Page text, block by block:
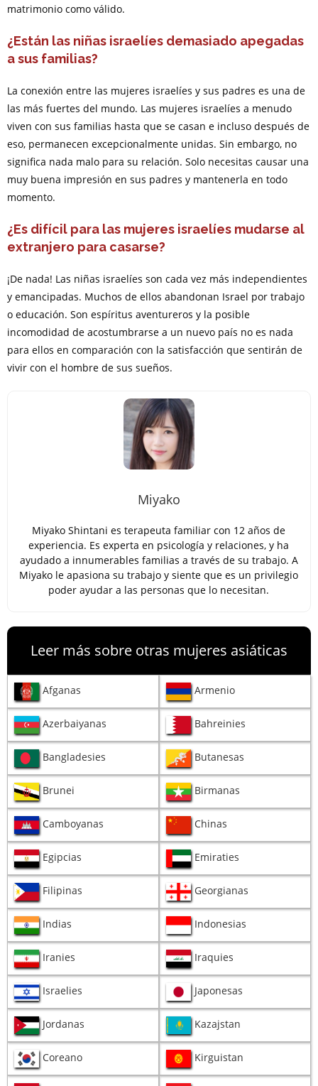
matrimonio como válido.
¿Están las niñas israelíes demasiado apegadas
a sus familias?
La conexión entre las mujeres israelíes y sus padres es una de
las más fuertes del mundo. Las mujeres israelíes a menudo
viven con sus familias hasta que se casan e incluso después de
eso, permanecen excepcionalmente unidas. Sin embargo, no
significa nada malo para su relación. Solo necesitas causar una
muy buena impresión en sus padres y mantenerla en todo
momento.
¿Es difícil para las mujeres israelíes mudarse al
extranjero para casarse?
¡De nada! Las niñas israelíes son cada vez más independientes
y emancipadas. Muchos de ellos abandonan Israel por trabajo
o educación. Son espíritus aventureros y la posible
incomodidad de acostumbrarse a un nuevo país no es nada
para ellos en comparación con la satisfacción que sentirán de
vivir con el hombre de sus sueños.
Miyako
Miyako Shintani es terapeuta familiar con 12 años de
experiencia. Es experta en psicología y relaciones, y ha
ayudado a innumerables familias a través de su trabajo. A
Miyako le apasiona su trabajo y siente que es un privilegio
poder ayudar a las personas que lo necesitan.
Leer más sobre otras mujeres asiáticas
Afganas Armenio
Azerbaiyanas Bahreinies
Bangladesies Butanesas
Brunei Birmanas
Camboyanas Chinas
Egipcias Emiraties
Filipinas Georgianas
Indias Indonesias
Iranies Iraquies
Israelies Japonesas
Jordanas Kazajstan
Coreano Kirguistan